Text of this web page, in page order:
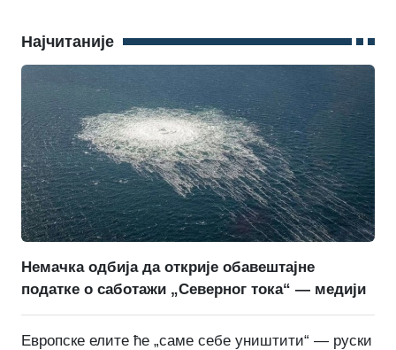
Најчитаније
Немачка одбија да открије обавештајне
податке о саботажи „Северног тока“ — медији
Европске елите ће „саме себе уништити“ — руски